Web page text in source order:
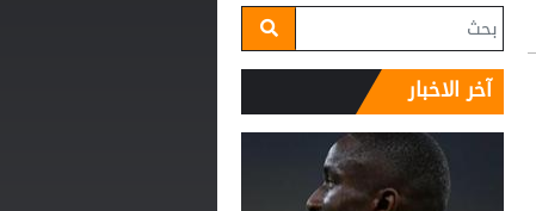
آخر الاخبار